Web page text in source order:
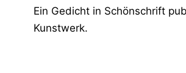
Ein Gedicht in Schönschrift
Kunstwerk.